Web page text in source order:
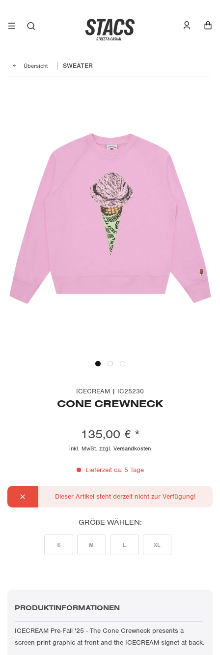
Übersicht SWEATER
ICECREAM | IC25230
CONE CREWNECK
135,00 € *
inkl. MwSt. zzgl. Versandkosten
Lieferzeit ca. 5 Tage
Dieser Artikel steht derzeit nicht zur Verfügung!
GRÖßE WÄHLEN:
S M L XL
PRODUKTINFORMATIONEN
ICECREAM Pre-Fall '25 - The Cone Crewneck presents a
screen print graphic at front and the ICECREAM signet at back.